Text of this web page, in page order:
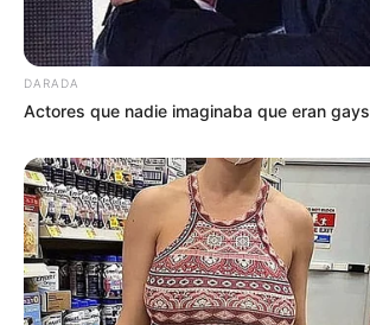
DARADA
Actores que nadie imaginaba que eran gays